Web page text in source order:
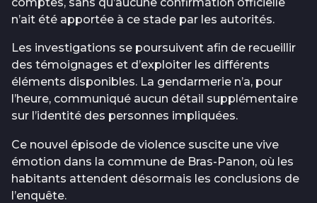
n’ait été apportée à ce stade par les autorités.
Les investigations se poursuivent afin de recueillir
des témoignages et d’exploiter les différents
éléments disponibles. La gendarmerie n’a, pour
l’heure, communiqué aucun détail supplémentaire
sur l’identité des personnes impliquées.
Ce nouvel épisode de violence suscite une vive
émotion dans la commune de Bras-Panon, où les
habitants attendent désormais les conclusions de
l’enquête.